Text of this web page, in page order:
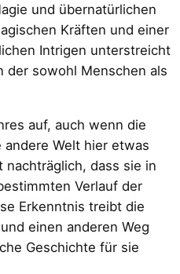
und übernatürlichen
Kräften und einer
Intrigen unterstreicht
der sowohl Menschen als
auf, auch wenn die
Welt hier etwas
dass sie in
Verlauf der
Erkenntnis treibt die
einen anderen Weg
Geschichte für sie